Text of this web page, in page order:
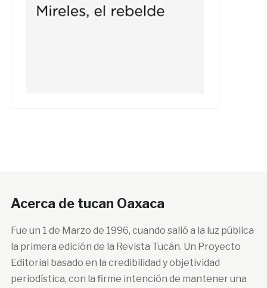
Acerca de tucan Oaxaca
Fue un 1 de Marzo de 1996, cuando salió a la luz pública
la primera edición de la Revista Tucán. Un Proyecto
Editorial basado en la credibilidad y objetividad
periodística, con la firme intención de mantener una